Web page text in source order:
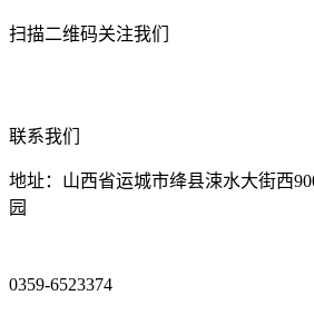
扫描二维码关注我们
联系我们
地址：山西省运城市绛县涑水大街西
园
0359-6523374